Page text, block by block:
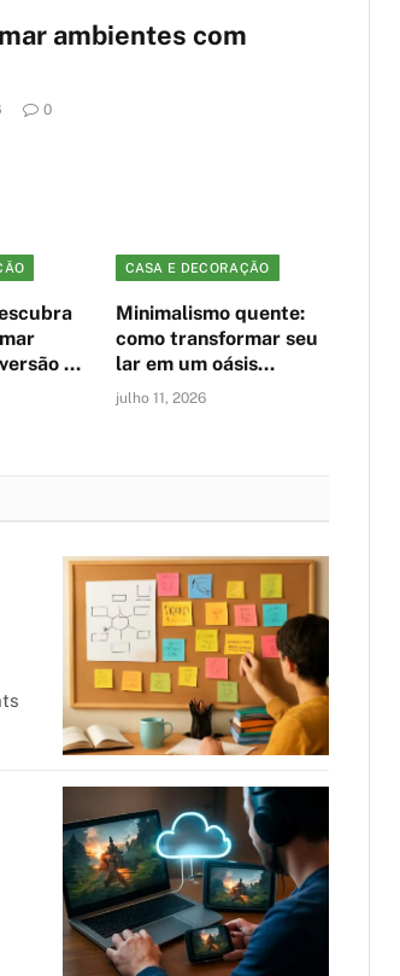
ambientes com
0
e
CASA E DECORAÇÃO
Minimalismo quente:
como transformar seu
lar em um oásis
acolhedor e funcional
julho 11, 2026